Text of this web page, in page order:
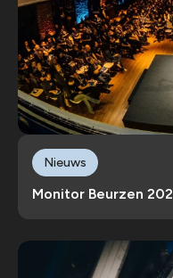
Monitor Beurzen
Nieuws